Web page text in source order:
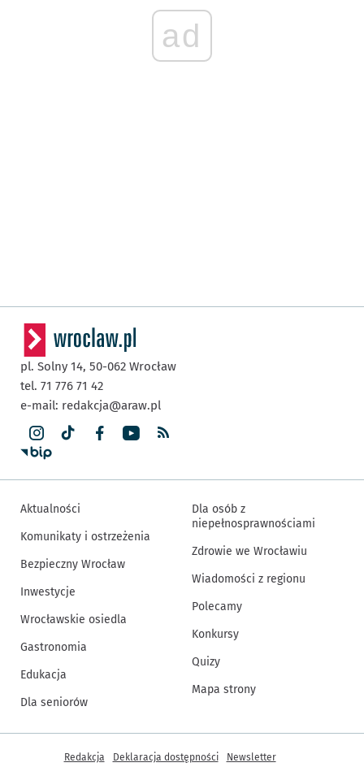
ad
pl. Solny 14, 50-062 Wrocław
tel. 71 776 71 42
e-mail: redakcja@araw.pl
Aktualności
Komunikaty i ostrzeżenia
Bezpieczny Wrocław
Inwestycje
Wrocławskie osiedla
Gastronomia
Edukacja
Dla seniorów
Dla osób z
niepełnosprawnościami
Zdrowie we Wrocławiu
Wiadomości z regionu
Polecamy
Konkursy
Quizy
Mapa strony
Inne informacje
Redakcja Deklaracja dostępności Newsletter